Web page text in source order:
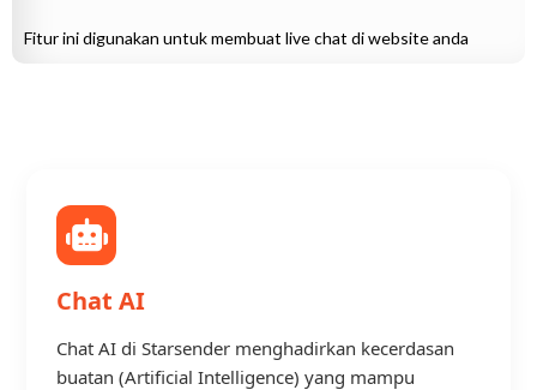
Fitur ini digunakan untuk membuat live chat di website anda
Chat AI
Chat AI di Starsender menghadirkan kecerdasan
buatan (Artificial Intelligence) yang mampu